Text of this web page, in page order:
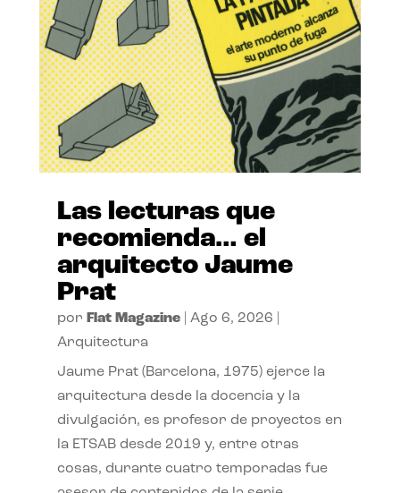
Las lecturas que
recomienda… el
arquitecto Jaume
Prat
por Flat Magazine| Ago 6, 2026
Arquitectura
Jaume Prat (Barcelona, 1975) ejerce la
arquitectura desde la docencia y la
divulgación, es profesor de proyectos en
la ETSAB desde 2019 y, entre otras
cosas, durante cuatro temporadas fue